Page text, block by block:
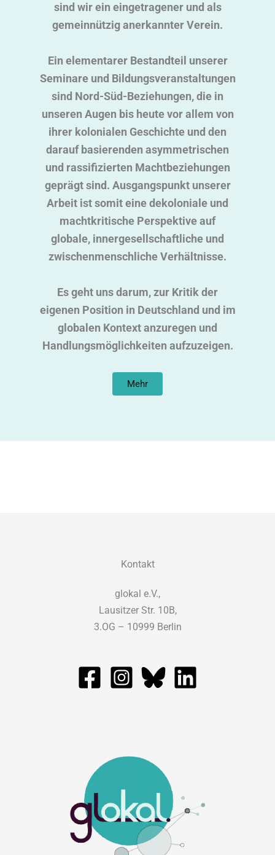
sind wir ein eingetragener und als
gemeinnützig anerkannter Verein.
Ein elementarer Bestandteil unserer
Seminare und Bildungsveranstaltungen
sind Nord-Süd-Beziehungen, die in
unseren Augen bis heute vor allem von
ihrer kolonialen Geschichte und den
darauf basierenden asymmetrischen
und rassifizierten Machtbeziehungen
geprägt sind. Ausgangspunkt unserer
Arbeit ist somit eine dekoloniale und
machtkritische Perspektive auf
globale, innergesellschaftliche und
zwischenmenschliche Verhältnisse.
Es geht uns darum, zur Kritik der
eigenen Position in Deutschland und im
globalen Kontext anzuregen und
Handlungsmöglichkeiten aufzuzeigen.
Mehr
Kontakt
glokal e.V.,
Lausitzer Str. 10B,
3.OG – 10999 Berlin